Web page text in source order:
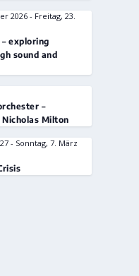
2026 - Freitag, 23.
exploring
sound and
–
Milton
- Sonntag, 7. März